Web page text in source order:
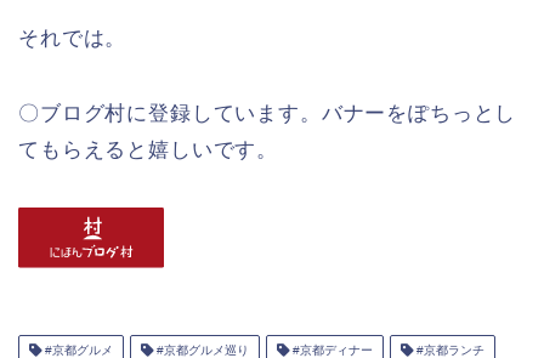
それでは。
〇ブログ村に登録しています。バナーをぽちっとし
てもらえると嬉しいです。
#京都グルメ #京都グルメ巡り #京都ディナー #京都ランチ